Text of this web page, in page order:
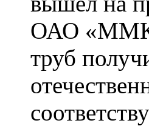
ОАО «ММК»
труб